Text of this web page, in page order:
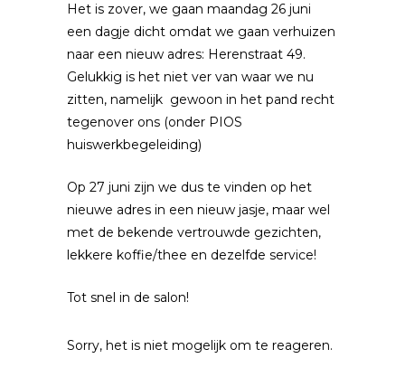
Het is zover, we gaan maandag 26 juni
een dagje dicht omdat we gaan verhuizen
naar een nieuw adres: Herenstraat 49.
Gelukkig is het niet ver van waar we nu
zitten, namelijk gewoon in het pand recht
tegenover ons (onder PIOS
huiswerkbegeleiding)
Op 27 juni zijn we dus te vinden op het
nieuwe adres in een nieuw jasje, maar wel
met de bekende vertrouwde gezichten,
lekkere koffie/thee en dezelfde service!
Tot snel in de salon!
Sorry, het is niet mogelijk om te reageren.